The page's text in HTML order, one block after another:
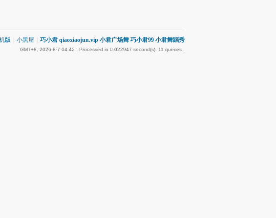
版 小黑屋 巧小君 qiaoxiaojun.vip 小君广场舞 巧小君99 小君舞蹈秀
GMT+8, 2026-8-7 04:42 , Processed in 0.022947 second(s), 11 queries .